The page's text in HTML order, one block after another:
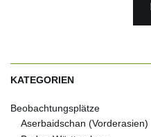
KATEGORIEN
Beobachtungsplätze
Aserbaidschan (Vorderasien)